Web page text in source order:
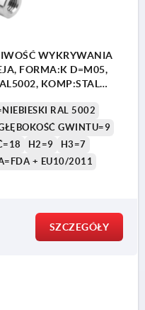
WYKRYWANIA
FORMA:K D=M05,
KOMP:STAL
RAL 5002
GWINTU=9
H2=9
H3=7
+ EU10/2011
SZCZEGÓŁY